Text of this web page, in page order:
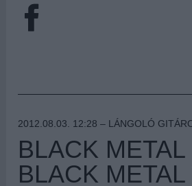
2012.08.03. 12:28 – LÁNGOLÓ
BLACK
BLACK